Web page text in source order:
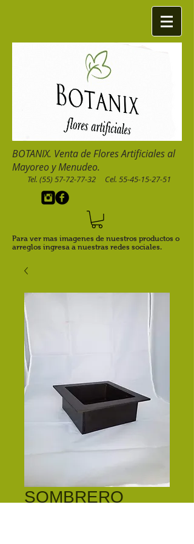
BOTANIX. Venta de Flores Artificiales al
Mayoreo y Menudeo.
Tel. (55) 57-72-77-32 Cel. 55-45-15-27-51
Para ver mas imagenes de nuestros productos o
arreglos ingresa a nuestras redes sociales.
SOMBRERO